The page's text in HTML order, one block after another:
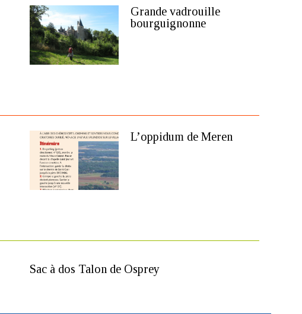
Grande vadrouille
bourguignonne
L’oppidum de Meren
Sac à dos Talon de Osprey